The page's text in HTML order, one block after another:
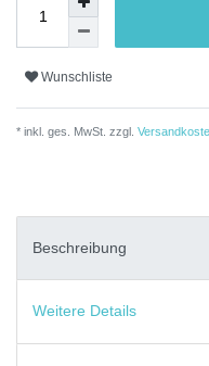
Wunschliste
* inkl. ges. MwSt. zzgl.
Beschreibung
Weitere Details